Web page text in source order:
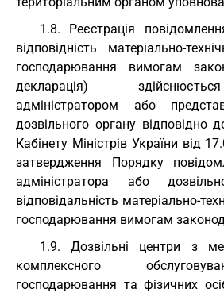
1.8. Реєстрація
відповідність матеріально-
господарювання вимогам
декларація)
адміністратором або
дозвільного органу відповідно
Кабінету Міністрів України від
затвердження Порядку
адміністратора або
відповідальність матеріально-
господарювання вимогам
1.9. Дозвільні центри з
комплексного
господарювання та фізичних